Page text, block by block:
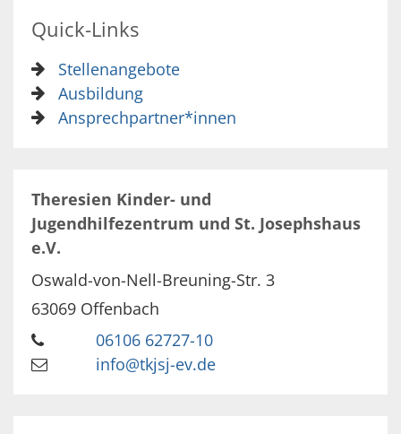
Quick-Links
Stellenangebote
Ausbildung
Ansprechpartner*innen
Theresien Kinder- und
Jugendhilfezentrum und St. Josephshaus
e.V.
Oswald-von-Nell-Breuning-Str. 3
63069 Offenbach
06106 62727-10
info@tkjsj-ev.de